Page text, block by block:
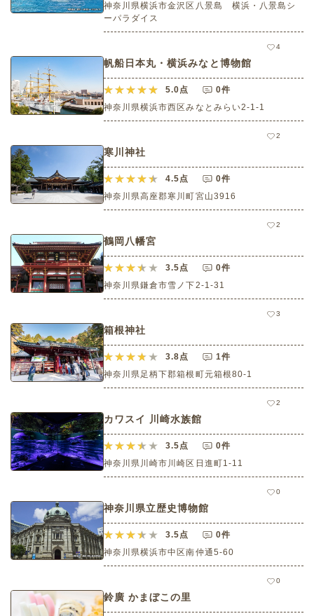
神奈川県横浜市金沢区八景島 横浜・八景島シ
ーパラダイス
4
帆船日本丸・横浜みなと博物館
5.0点
0件
神奈川県横浜市西区みなとみらい2-1-1
2
寒川神社
4.5点
0件
神奈川県高座郡寒川町宮山3916
2
鶴岡八幡宮
3.5点
0件
神奈川県鎌倉市雪ノ下2-1-31
3
箱根神社
3.8点
1件
神奈川県足柄下郡箱根町元箱根80-1
2
カワスイ 川崎水族館
3.5点
0件
神奈川県川崎市川崎区日進町1-11
0
神奈川県立歴史博物館
3.5点
0件
神奈川県横浜市中区南仲通5-60
0
鈴廣 かまぼこの里